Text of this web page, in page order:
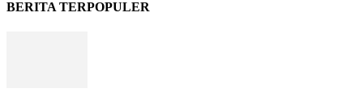
BERITA TERPOPULER